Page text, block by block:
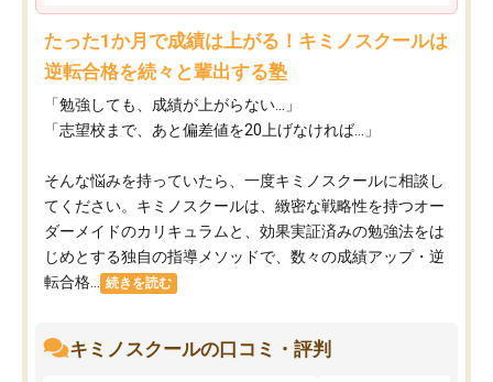
たった1か月で成績は上がる！キミノスクールは
逆転合格を続々と輩出する塾
「勉強しても、成績が上がらない…」
「志望校まで、あと偏差値を20上げなければ…」
そんな悩みを持っていたら、一度キミノスクールに相談し
てください。キミノスクールは、緻密な戦略性を持つオー
ダーメイドのカリキュラムと、効果実証済みの勉強法をは
じめとする独自の指導メソッドで、数々の成績アップ・逆
転合格...
続きを読む
キミノスクールの口コミ・評判